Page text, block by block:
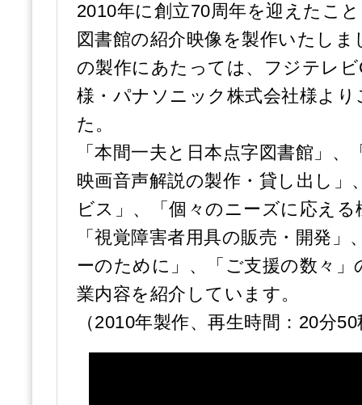
2010年に創立70周年を迎えたこ
図書館の紹介映像を製作いたし
の製作にあたっては、フジテレ
様・パナソニック株式会社様よ
た。
「本間一夫と日本点字図書館」
映画音声解説の製作・貸し出し」
ビス」、「個々のニーズに応え
「視覚障害者用具の販売・開発
ーのために」、「ご支援の数々
業内容を紹介しています。
（2010年製作、再生時間：20分